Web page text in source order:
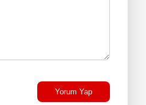
Yorum Yap